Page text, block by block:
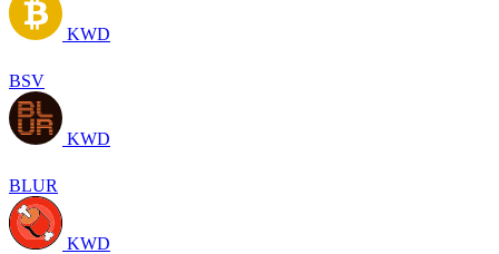
KWD
BSV
KWD
BLUR
KWD